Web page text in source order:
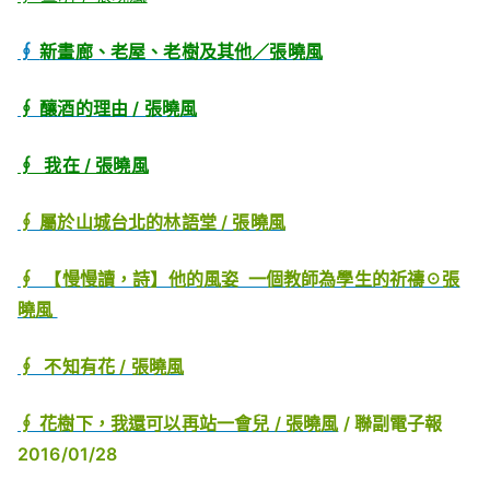
∮新畫廊、老屋、老樹及其他／張曉風
∮ 釀酒的理由 / 張曉風
∮ 我在 / 張曉風
∮ 屬於山城台北的林語堂 / 張曉風
∮ 【慢慢讀，詩】他的風姿 一個教師為學生的祈禱☉張
曉風
∮ 不知有花 / 張曉風
∮ 花樹下，我還可以再站一會兒 / 張曉風 / 聯副電子報
2016/01/28